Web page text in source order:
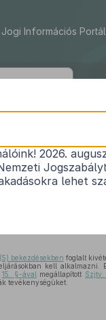
Információs Portál
2005.
bekezdésekben foglalt
kell alkalmazni.
15. §-ával megállapított
tevékenységüket.
2026.
lehet